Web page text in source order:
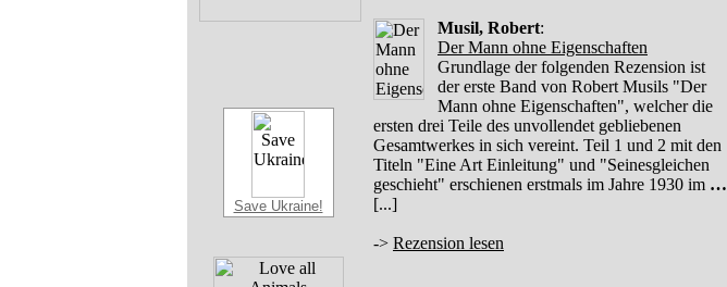
Save Ukraine!
Musil, Robert:
Der Mann ohne Eigenschaften
Grundlage der folgenden Rezension ist
der erste Band von Robert Musils "Der
Mann ohne Eigenschaften", welcher die
ersten drei Teile des unvollendet gebliebenen
Gesamtwerkes in sich vereint. Teil 1 und 2 mit den
Titeln "Eine Art Einleitung" und "Seinesgleichen
geschieht" erschienen erstmals im Jahre 1930 im …
[...]
-> Rezension lesen